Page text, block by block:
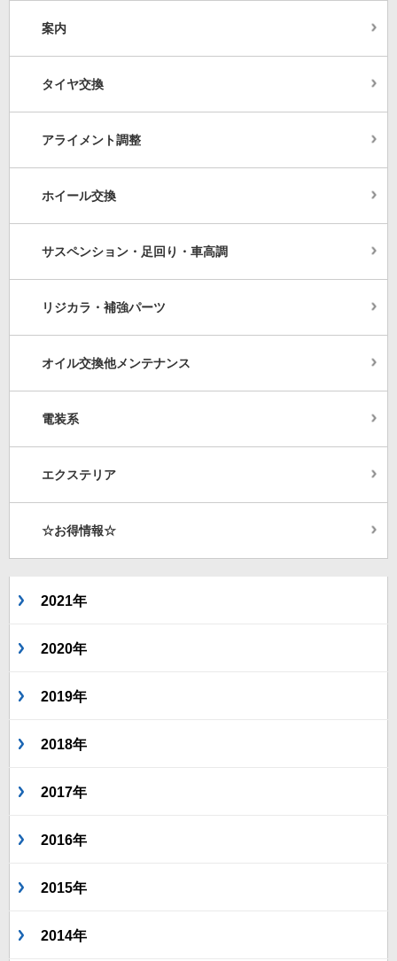
案内
タイヤ交換
アライメント調整
ホイール交換
サスペンション・足回り・車高調
リジカラ・補強パーツ
オイル交換他メンテナンス
電装系
エクステリア
☆お得情報☆
2021年
2020年
2019年
2018年
2017年
2016年
2015年
2014年